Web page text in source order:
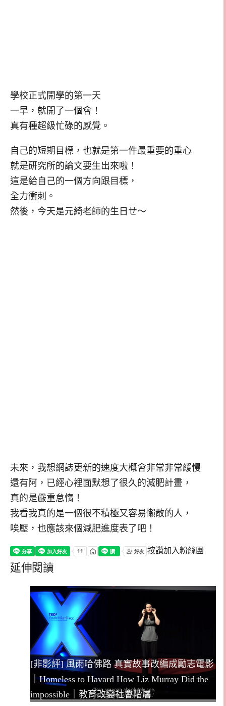
學校正式開學的第一天
一早，就開了一個會！
真有種超級忙碌的感覺。
自己的短期目標，也就是第一件最重要的重心
就是研究所的論文要生出來啦！
這是給自己的一個方向跟目標，
全力衝刺。
然後，今天是元綺老師的生日ㄝ～
未來，我想網誌更新的速度大概會非常非常緩慢
還有阿，已經心裡面默想了很久的減肥計畫，
真的是嚴重怠惰！
我看我真的是一個很不積極又容易懶散的人，
唉壓，也應該來個減肥進度表了吧！
按讚加入粉絲團
延伸閱讀
[非影評] 風雨哈佛路 真實故事改編成勵志電影
｜Homeless to Havard How Liz Murray Did the
impossible｜教育改變社會階層